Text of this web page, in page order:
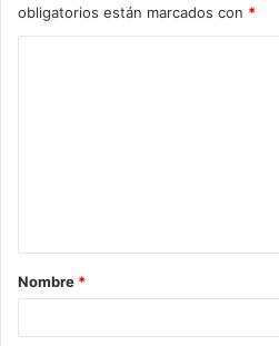
obligatorios están marcados con *
a
r
Nombre *